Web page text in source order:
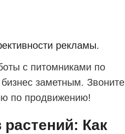
рекламы.
с питомниками по
заметным. Звоните
по продвижению!
Как